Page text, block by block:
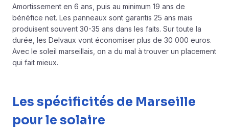
Amortissement en 6 ans, puis au minimum 19 ans de
bénéfice net. Les panneaux sont garantis 25 ans mais
produisent souvent 30-35 ans dans les faits. Sur toute la
durée, les Delvaux vont économiser plus de 30 000 euros.
Avec le soleil marseillais, on a du mal à trouver un placement
qui fait mieux.
Les spécificités de Marseille
pour le solaire